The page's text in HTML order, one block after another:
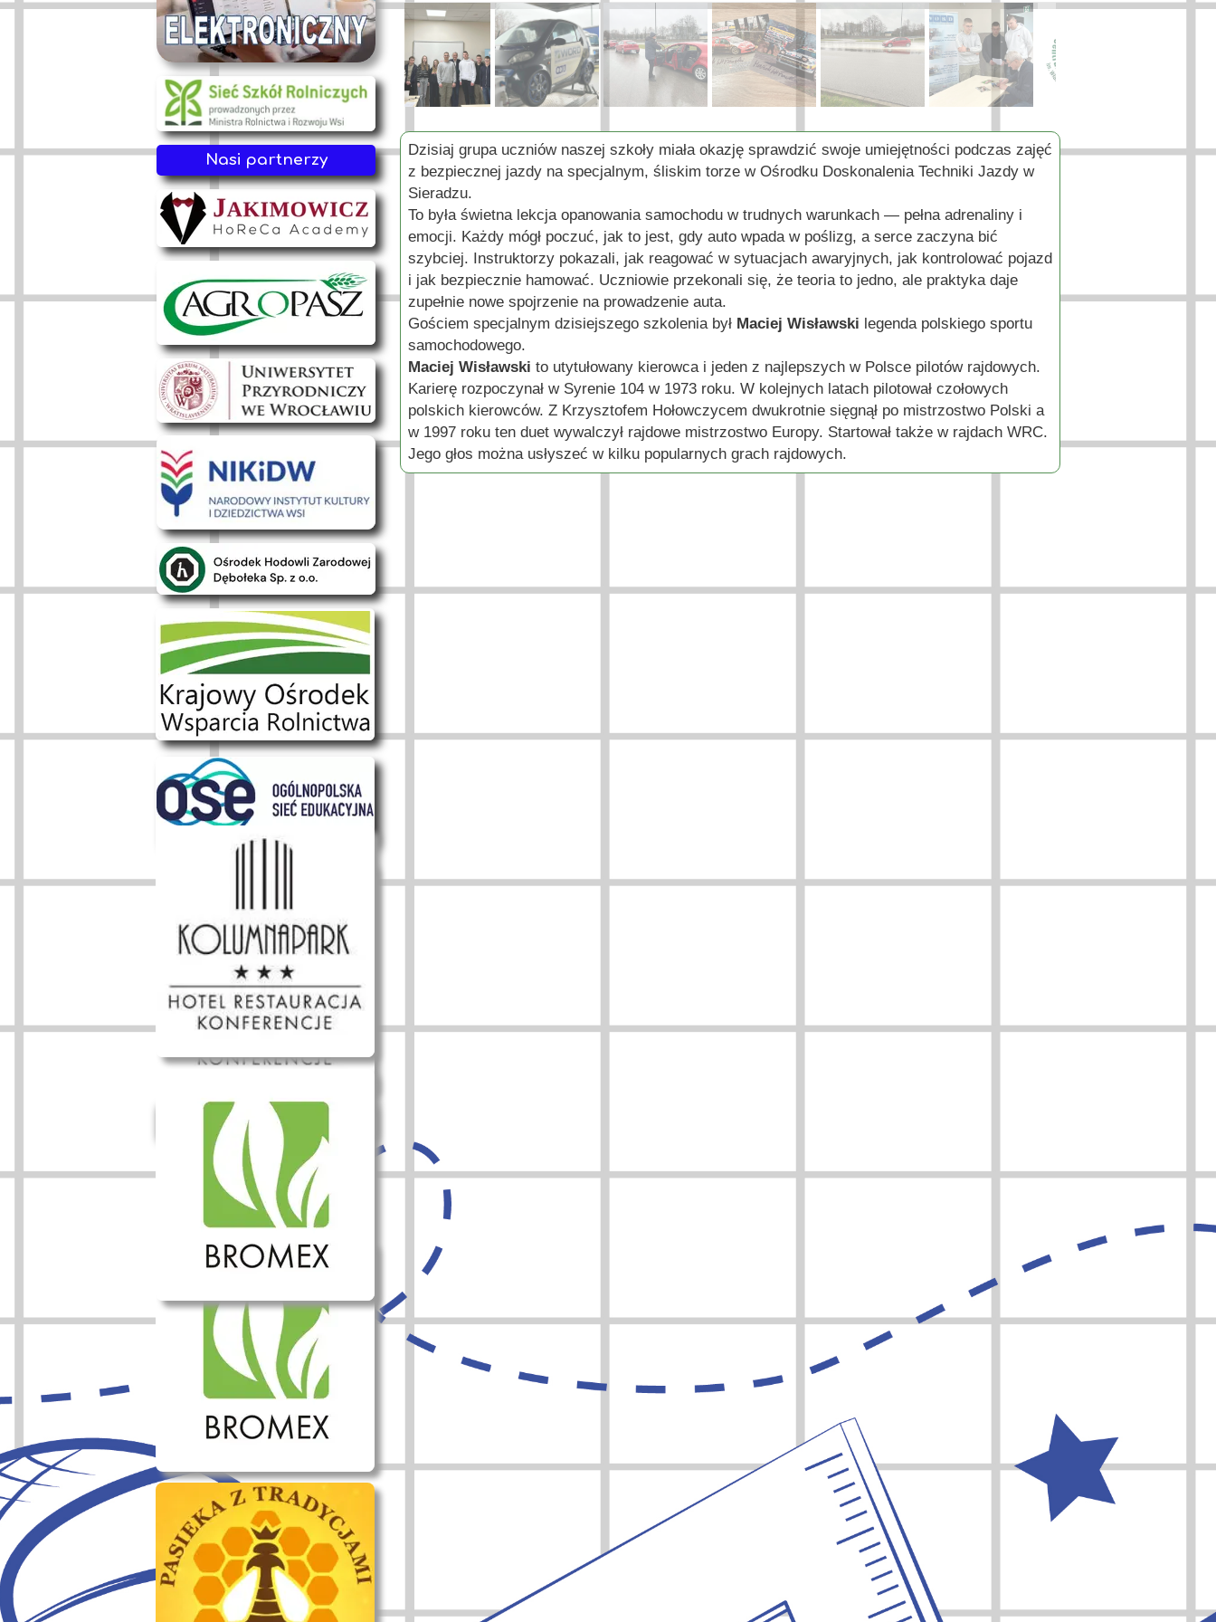
Nasi partnerzy
Dzisiaj grupa uczniów naszej szkoły miała okazję sprawdzić swoje umiejętności podczas zajęć
z bezpiecznej jazdy na specjalnym, śliskim torze w Ośrodku Doskonalenia Techniki Jazdy w
Sieradzu.
To była świetna lekcja opanowania samochodu w trudnych warunkach — pełna adrenaliny i
emocji. Każdy mógł poczuć, jak to jest, gdy auto wpada w poślizg, a serce zaczyna bić
szybciej. Instruktorzy pokazali, jak reagować w sytuacjach awaryjnych, jak kontrolować pojazd
i jak bezpiecznie hamować. Uczniowie przekonali się, że teoria to jedno, ale praktyka daje
zupełnie nowe spojrzenie na prowadzenie auta.
Gościem specjalnym dzisiejszego szkolenia był Maciej Wisławski legenda polskiego sportu
samochodowego.
Maciej Wisławski to utytułowany kierowca i jeden z najlepszych w Polsce pilotów rajdowych.
Karierę rozpoczynał w Syrenie 104 w 1973 roku. W kolejnych latach pilotował czołowych
polskich kierowców. Z Krzysztofem Hołowczycem dwukrotnie sięgnął po mistrzostwo Polski a
w 1997 roku ten duet wywalczył rajdowe mistrzostwo Europy. Startował także w rajdach WRC.
Jego głos można usłyszeć w kilku popularnych grach rajdowych.